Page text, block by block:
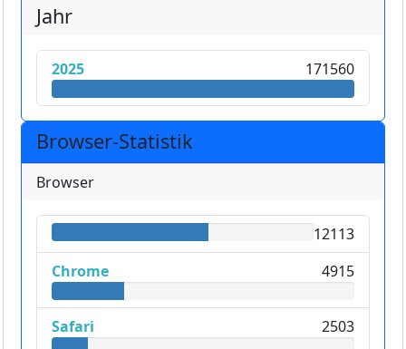
Jahr
2025 171560
Browser-Statistik
Browser
12113
Chrome
4915
Safari 2503